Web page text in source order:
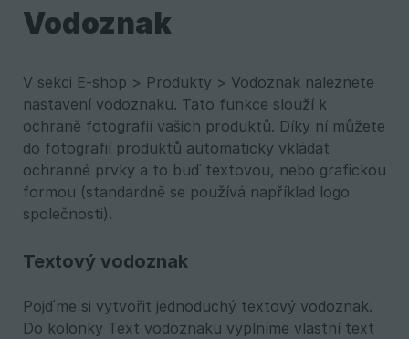
Vodoznak
V sekci E-shop > Produkty > Vodoznak naleznete
nastavení vodoznaku. Tato funkce slouží k
ochraně fotografií vašich produktů. Díky ní můžete
do fotografií produktů automaticky vkládat
ochranné prvky a to buď textovou, nebo grafickou
formou (standardně se používá například logo
společnosti).
Textový vodoznak
Pojďme si vytvořit jednoduchý textový vodoznak.
Do kolonky Text vodoznaku vyplníme vlastní text